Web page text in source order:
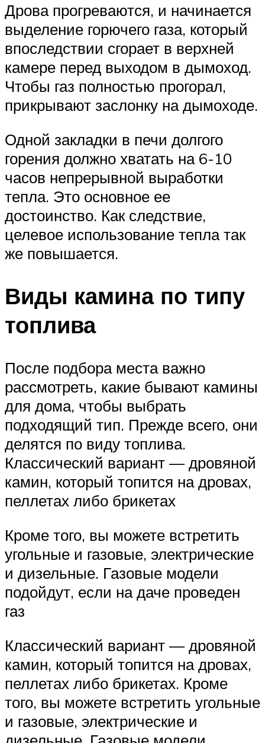
Дрова прогреваются, и начинается
выделение горючего газа, который
впоследствии сгорает в верхней
камере перед выходом в дымоход.
Чтобы газ полностью прогорал,
прикрывают заслонку на дымоходе.
Одной закладки в печи долгого
горения должно хватать на 6-10
часов непрерывной выработки
тепла. Это основное ее
достоинство. Как следствие,
целевое использование тепла так
же повышается.
Виды камина по типу
топлива
После подбора места важно
рассмотреть, какие бывают камины
для дома, чтобы выбрать
подходящий тип. Прежде всего, они
делятся по виду топлива.
Классический вариант — дровяной
камин, который топится на дровах,
пеллетах либо брикетах
Кроме того, вы можете встретить
угольные и газовые, электрические
и дизельные. Газовые модели
подойдут, если на даче проведен
газ
Классический вариант — дровяной
камин, который топится на дровах,
пеллетах либо брикетах. Кроме
того, вы можете встретить угольные
и газовые, электрические и